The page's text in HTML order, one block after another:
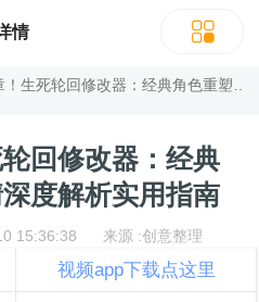
情
回修改器：经典
度解析实用指南
15:36:38 来源 :创意整理
视频app下载点这里